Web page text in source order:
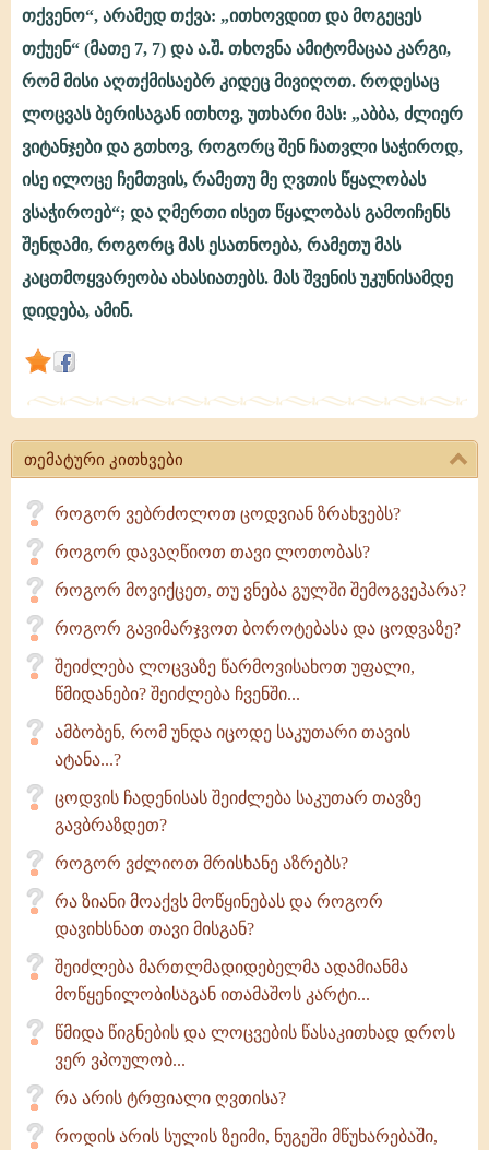
თქვენო“, არამედ თქვა: „ითხოვდით და მოგეცეს
თქუენ“ (მათე 7, 7) და ა.შ. თხოვნა ამიტომაცაა კარგი,
რომ მისი აღთქმისაებრ კიდეც მივიღოთ. როდესაც
ლოცვას ბერისაგან ითხოვ, უთხარი მას: „აბბა, ძლიერ
ვიტანჯები და გთხოვ, როგორც შენ ჩათვლი საჭიროდ,
ისე ილოცე ჩემთვის, რამეთუ მე ღვთის წყალობას
ვსაჭიროებ“; და ღმერთი ისეთ წყალობას გამოიჩენს
შენდამი, როგორც მას ესათნოება, რამეთუ მას
კაცთმოყვარეობა ახასიათებს. მას შვენის უკუნისამდე
დიდება, ამინ.
თემატური კითხვები
როგორ ვებრძოლოთ ცოდვიან ზრახვებს?
როგორ დავაღწიოთ თავი ლოთობას?
როგორ მოვიქცეთ, თუ ვნება გულში შემოგვეპარა?
როგორ გავიმარჯვოთ ბოროტებასა და ცოდვაზე?
შეიძლება ლოცვაზე წარმოვისახოთ უფალი,
წმიდანები? შეიძლება ჩვენში...
ამბობენ, რომ უნდა იცოდე საკუთარი თავის
ატანა...?
ცოდვის ჩადენისას შეიძლება საკუთარ თავზე
გავბრაზდეთ?
როგორ ვძლიოთ მრისხანე აზრებს?
რა ზიანი მოაქვს მოწყინებას და როგორ
დავიხსნათ თავი მისგან?
შეიძლება მართლმადიდებელმა ადამიანმა
მოწყენილობისაგან ითამაშოს კარტი...
წმიდა წიგნების და ლოცვების წასაკითხად დროს
ვერ ვპოულობ...
რა არის ტრფიალი ღვთისა?
როდის არის სულის ზეიმი, ნუგეში მწუხარებაში,